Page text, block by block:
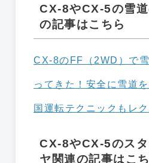
CX-8やCX-5の雪
の記事はこちら
CX-8のFF（2WD）で
ってきた！安全に雪道
国運転テクニックもレク
CX-8やCX-5のス
ヤ関連の記事はこ